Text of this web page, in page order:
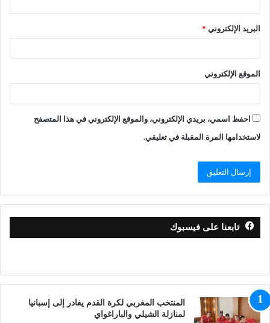
البريد الإلكتروني *
الموقع الإلكتروني
احفظ اسمي، بريدي الإلكتروني، والموقع الإلكتروني في هذا المتصفح
لاستخدامها المرة المقبلة في تعليقي.
تابعنا على فيسبوك
المنتخب المغربي لكرة القدم يغادر إلى إسبانيا
لمنازلة الشيلي والباراغواي